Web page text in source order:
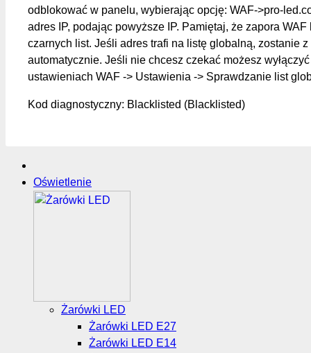
odblokować w panelu, wybierając opcję: WAF->pro-
adres IP, podając powyższe IP. Pamiętaj, że zapora
czarnych list. Jeśli adres trafi na listę globalną, zostanie
automatycznie. Jeśli nie chcesz czekać możesz
ustawieniach WAF -> Ustawienia -> Sprawdzanie list
Kod diagnostyczny: Blacklisted (Blacklisted)
Oświetlenie
Żarówki LED
Żarówki LED E27
Żarówki LED E14